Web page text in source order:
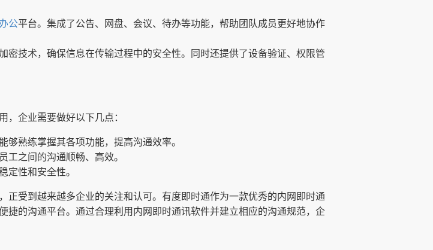
公平台。集成了公告、网盘、会议、待办等功能，帮助团队成员更好地协作
密技术，确保信息在传输过程中的安全性。同时还提供了设备验证、权限管
，企业需要做好以下几点：
够熟练掌握其各项功能，提高沟通效率。
工之间的沟通顺畅、高效。
定性和安全性。
正受到越来越多企业的关注和认可。有度即时通作为一款优秀的内网即时通
捷的沟通平台。通过合理利用内网即时通讯软件并建立相应的沟通规范，企